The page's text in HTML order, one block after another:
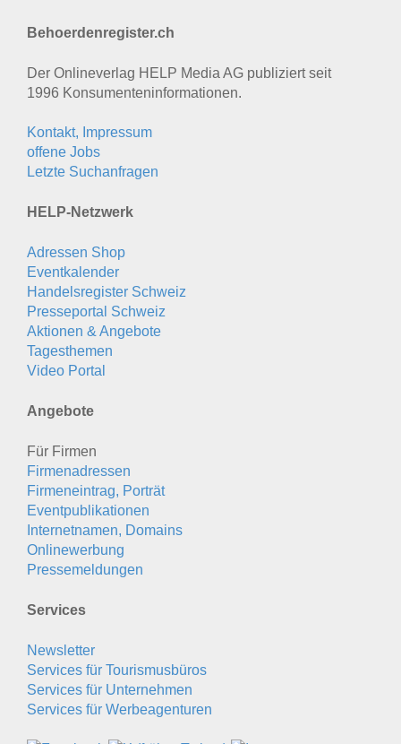
Behoerdenregister.ch
Der Onlineverlag HELP Media AG publiziert seit
1996 Konsumenten­informationen.
Kontakt, Impressum
offene Jobs
Letzte Suchanfragen
HELP-Netzwerk
Adressen Shop
Eventkalender
Handelsregister Schweiz
Presseportal Schweiz
Aktionen & Angebote
Tagesthemen
Video Portal
Angebote
Für Firmen
Firmenadressen
Firmeneintrag, Porträt
Eventpublikationen
Internetnamen, Domains
Onlinewerbung
Pressemeldungen
Services
Newsletter
Services für Tourismusbüros
Services für Unternehmen
Services für Werbeagenturen